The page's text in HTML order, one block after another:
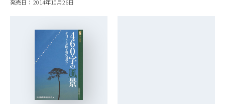
発売日： 2014年10月26日